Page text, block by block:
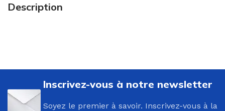
Description
Inscrivez-vous à notre newsletter
Soyez le premier à savoir. Inscrivez-vous à la